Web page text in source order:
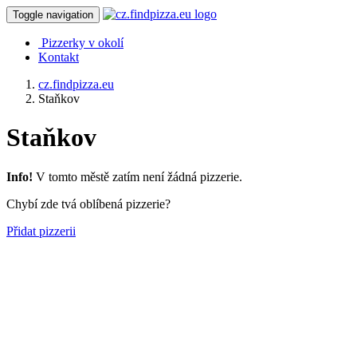
Toggle navigation
Pizzerky v okolí
Kontakt
cz.findpizza.eu
Staňkov
Staňkov
Info! V tomto městě zatím není žádná pizzerie.
Chybí zde tvá oblíbená pizzerie?
Přidat pizzerii